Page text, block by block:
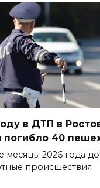
в ДТП в
погибло 40
месяцы 2026 года
происшествия